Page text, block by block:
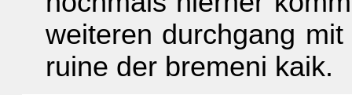
weiteren durchgang
ruine der bremeni kaik.